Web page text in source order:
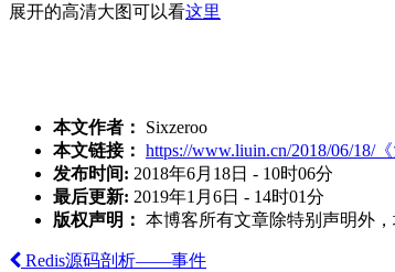
展开的高清大图可以看这里
本文作者：
Sixzeroo
本文链接： https://www.liuin.cn/2018/06/18/
发布时间: 2018年6月18日 - 10时06分
最后更新: 2019年1月6日 - 14时01分
版权声明： 本博客所有文章除特别声明外，
Redis源码剖析——事件